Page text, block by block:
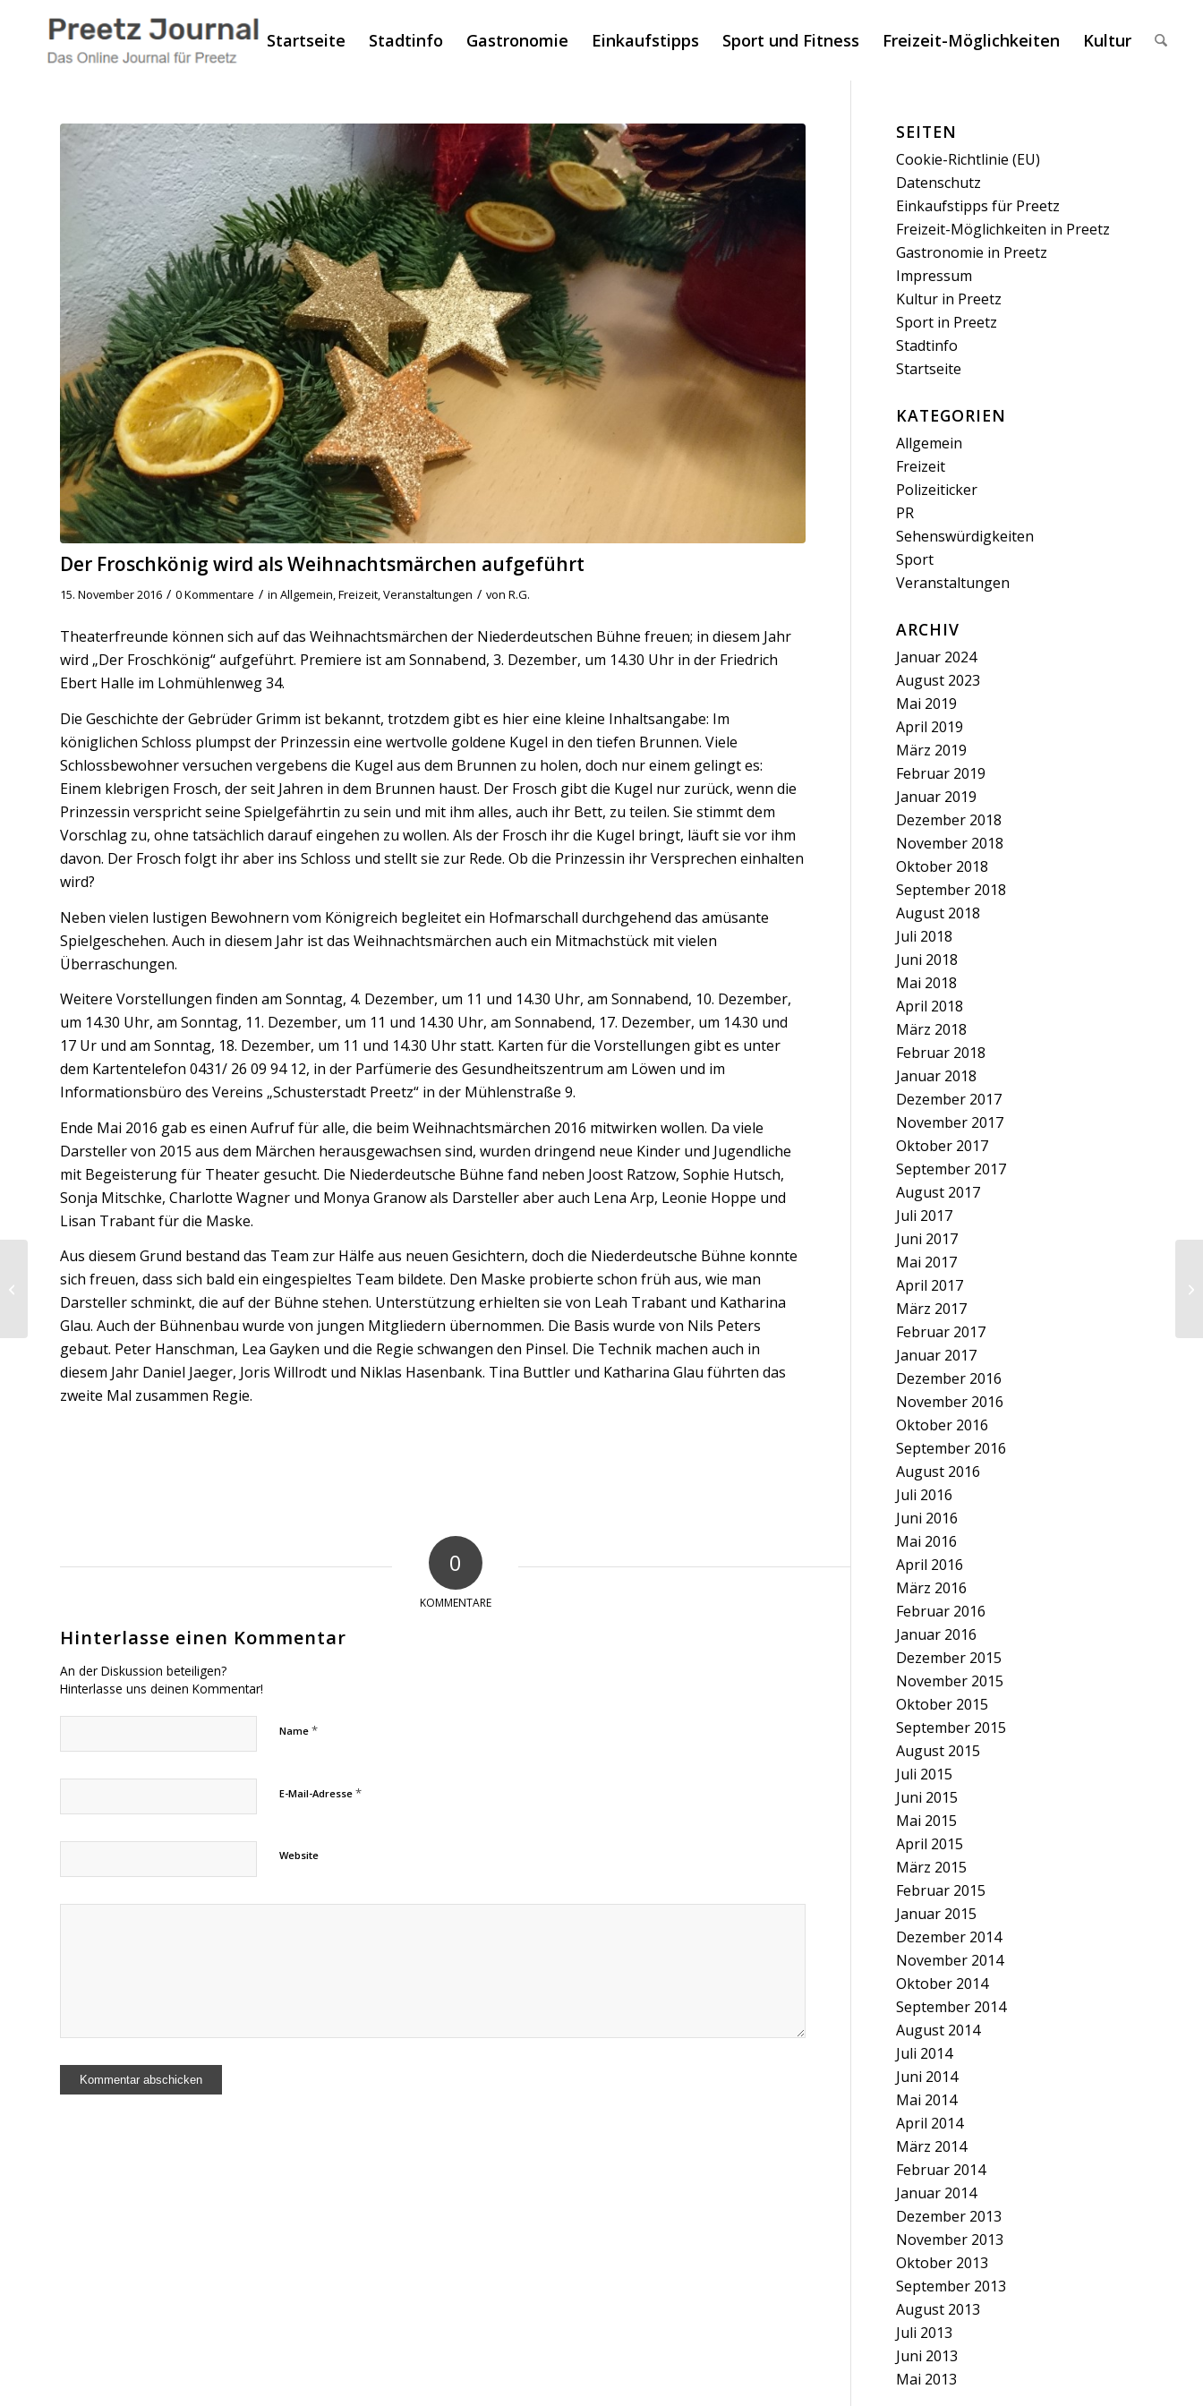
Startseite Stadtinfo Gastronomie Einkaufstipps Sport und Fitness Freizeit-Möglichkeiten Kultur
Der Froschkönig wird als Weihnachtsmärchen aufgeführt
15. November 2016 / 0 Kommentare / in Allgemein,Freizeit,Veranstaltungen / von R.G.
Theaterfreunde können sich auf das Weihnachtsmärchen der Niederdeutschen Bühne freuen; in diesem Jahr
wird „Der Froschkönig“ aufgeführt. Premiere ist am Sonnabend, 3. Dezember, um 14.30 Uhr in der Friedrich
Ebert Halle im Lohmühlenweg 34.
Die Geschichte der Gebrüder Grimm ist bekannt, trotzdem gibt es hier eine kleine Inhaltsangabe: Im
königlichen Schloss plumpst der Prinzessin eine wertvolle goldene Kugel in den tiefen Brunnen. Viele
Schlossbewohner versuchen vergebens die Kugel aus dem Brunnen zu holen, doch nur einem gelingt es:
Einem klebrigen Frosch, der seit Jahren in dem Brunnen haust. Der Frosch gibt die Kugel nur zurück, wenn die
Prinzessin verspricht seine Spielgefährtin zu sein und mit ihm alles, auch ihr Bett, zu teilen. Sie stimmt dem
Vorschlag zu, ohne tatsächlich darauf eingehen zu wollen. Als der Frosch ihr die Kugel bringt, läuft sie vor ihm
davon. Der Frosch folgt ihr aber ins Schloss und stellt sie zur Rede. Ob die Prinzessin ihr Versprechen einhalten
wird?
Neben vielen lustigen Bewohnern vom Königreich begleitet ein Hofmarschall durchgehend das amüsante
Spielgeschehen. Auch in diesem Jahr ist das Weihnachtsmärchen auch ein Mitmachstück mit vielen
Überraschungen.
Weitere Vorstellungen finden am Sonntag, 4. Dezember, um 11 und 14.30 Uhr, am Sonnabend, 10. Dezember,
um 14.30 Uhr, am Sonntag, 11. Dezember, um 11 und 14.30 Uhr, am Sonnabend, 17. Dezember, um 14.30 und
17 Ur und am Sonntag, 18. Dezember, um 11 und 14.30 Uhr statt. Karten für die Vorstellungen gibt es unter
dem Kartentelefon 0431/ 26 09 94 12, in der Parfümerie des Gesundheitszentrum am Löwen und im
Informationsbüro des Vereins „Schusterstadt Preetz“ in der Mühlenstraße 9.
Ende Mai 2016 gab es einen Aufruf für alle, die beim Weihnachtsmärchen 2016 mitwirken wollen. Da viele
Darsteller von 2015 aus dem Märchen herausgewachsen sind, wurden dringend neue Kinder und Jugendliche
mit Begeisterung für Theater gesucht. Die Niederdeutsche Bühne fand neben Joost Ratzow, Sophie Hutsch,
Sonja Mitschke, Charlotte Wagner und Monya Granow als Darsteller aber auch Lena Arp, Leonie Hoppe und
Lisan Trabant für die Maske.
Aus diesem Grund bestand das Team zur Hälfe aus neuen Gesichtern, doch die Niederdeutsche Bühne konnte
sich freuen, dass sich bald ein eingespieltes Team bildete. Den Maske probierte schon früh aus, wie man
Darsteller schminkt, die auf der Bühne stehen. Unterstützung erhielten sie von Leah Trabant und Katharina
Glau. Auch der Bühnenbau wurde von jungen Mitgliedern übernommen. Die Basis wurde von Nils Peters
gebaut. Peter Hanschman, Lea Gayken und die Regie schwangen den Pinsel. Die Technik machen auch in
diesem Jahr Daniel Jaeger, Joris Willrodt und Niklas Hasenbank. Tina Buttler und Katharina Glau führten das
zweite Mal zusammen Regie.
0
KOMMENTARE
Hinterlasse einen Kommentar
An der Diskussion beteiligen?
Hinterlasse uns deinen Kommentar!
Name *
E-Mail-Adresse *
Website
SEITEN
Cookie-Richtlinie (EU)
Datenschutz
Einkaufstipps für Preetz
Freizeit-Möglichkeiten in Preetz
Gastronomie in Preetz
Impressum
Kultur in Preetz
Sport in Preetz
Stadtinfo
Startseite
KATEGORIEN
Allgemein
Freizeit
Polizeiticker
PR
Sehenswürdigkeiten
Sport
Veranstaltungen
ARCHIV
Januar 2024
August 2023
Mai 2019
April 2019
März 2019
Februar 2019
Januar 2019
Dezember 2018
November 2018
Oktober 2018
September 2018
August 2018
Juli 2018
Juni 2018
Mai 2018
April 2018
März 2018
Februar 2018
Januar 2018
Dezember 2017
November 2017
Oktober 2017
September 2017
August 2017
Juli 2017
Juni 2017
Mai 2017
April 2017
März 2017
Februar 2017
Januar 2017
Dezember 2016
November 2016
Oktober 2016
September 2016
August 2016
Juli 2016
Juni 2016
Mai 2016
April 2016
März 2016
Februar 2016
Januar 2016
Dezember 2015
November 2015
Oktober 2015
September 2015
August 2015
Juli 2015
Juni 2015
Mai 2015
April 2015
März 2015
Februar 2015
Januar 2015
Dezember 2014
November 2014
Oktober 2014
September 2014
August 2014
Juli 2014
Juni 2014
Mai 2014
April 2014
März 2014
Februar 2014
Januar 2014
Dezember 2013
November 2013
Oktober 2013
September 2013
August 2013
Juli 2013
Juni 2013
Mai 2013
Plön – Neue
Sperrgebiete